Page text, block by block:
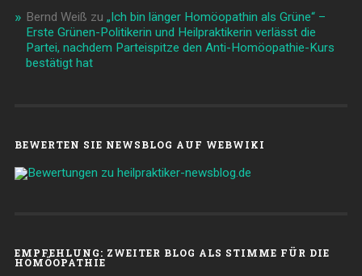
Bernd Weiß zu „Ich bin länger Homöopathin als Grüne“ –
Erste Grünen-Politikerin und Heilpraktikerin verlässt die
Partei, nachdem Parteispitze den Anti-Homöopathie-Kurs
bestätigt hat
BEWERTEN SIE NEWSBLOG AUF WEBWIKI
EMPFEHLUNG: ZWEITER BLOG ALS STIMME FÜR DIE
HOMÖOPATHIE